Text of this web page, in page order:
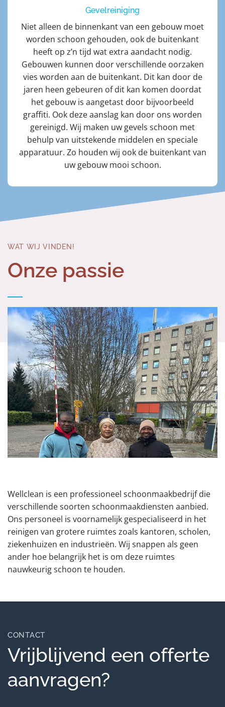
Gevelreiniging
Niet alleen de binnenkant van een gebouw moet
worden schoon gehouden, ook de buitenkant
heeft op z’n tijd wat extra aandacht nodig.
Gebouwen kunnen door verschillende oorzaken
vies worden aan de buitenkant. Dit kan door de
jaren heen gebeuren of dit kan komen doordat
het gebouw is aangetast door bijvoorbeeld
graffiti. Ook deze aanslag kan door ons worden
gereinigd. Wij maken uw gevels schoon met
behulp van uitstekende middelen en speciale
apparatuur. Zo houden wij ook de buitenkant van
uw gebouw mooi schoon.
WAT WIJ VINDEN!
Onze passie
Wellclean is een professioneel schoonmaakbedrijf die
verschillende soorten schoonmaakdiensten aanbied.
Ons personeel is voornamelijk gespecialiseerd in het
reinigen van grotere ruimtes zoals kantoren, scholen,
ziekenhuizen en industrieën. Wij snappen als geen
ander hoe belangrijk het is om deze ruimtes
nauwkeurig schoon te houden.
CONTACT
Vrijblijvend een offerte
aanvragen?